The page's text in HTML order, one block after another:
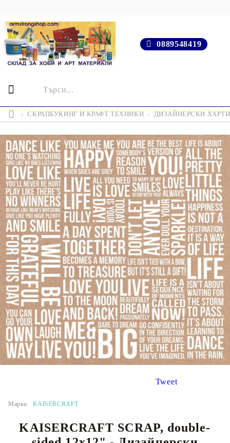
0889548419
СКРАПБУКИНГ И КРАФТ ТЕХНИКИ ДИЗАЙНЕРСКИ
Tweet
Марка: KAISERCRAFT
KAISERCRAFT SCRAP, double-